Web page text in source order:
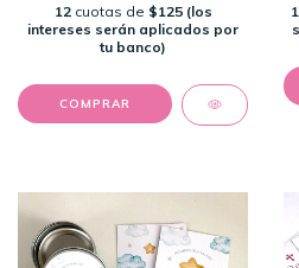
12 cuotas de $125 (los
intereses serán aplicados por
tu banco)
COMPRAR